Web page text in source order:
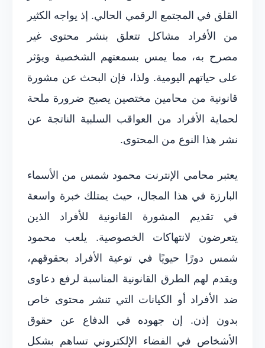
القلق في المجتمع الرقمي الحالي. إذ يواجه الكثير
من الأفراد مشاكل تتعلق بنشر محتوى غير
مصرح به، مما يمس بسمعتهم الشخصية ويؤثر
على حياتهم اليومية. ولذا، فإن البحث عن مشورة
قانونية من محامين مختصين يصبح ضرورة ملحة
لحماية الأفراد من العواقب السلبية الناتجة عن
نشر هذا النوع من المحتوى.
يعتبر محامي الإنترنت محمود شمس من الأسماء
البارزة في هذا المجال، حيث يمتلك خبرة واسعة
في تقديم المشورة القانونية للأفراد الذين
يتعرضون لانتهاكات الخصوصية. يلعب محمود
شمس دورًا حيويًا في توعية الأفراد بحقوقهم،
ويقدم لهم الطرق القانونية المناسبة لرفع دعاوى
ضد الأفراد أو الكيانات التي تنشر محتوى خاص
بدون إذن. إن جهوده في الدفاع عن حقوق
الأشخاص في الفضاء الإلكتروني تساهم بشكل